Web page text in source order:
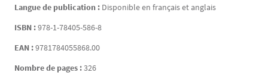
Langue de publication : Disponible en français et anglais
ISBN :978-1-78405-586-8
EAN :9781784055868.00
Nombre de pages :326